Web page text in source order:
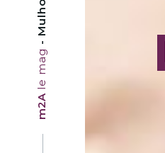
m2A
le mag